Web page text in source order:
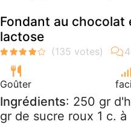
Fondant au chocolat
lactose
Goûter
Ingrédients: 250 gr
gr de sucre roux 1 c.